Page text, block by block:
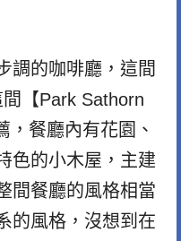
調的咖啡廳，這間
【Park Sathorn
，餐廳內有花園、
色的小木屋，主建
間餐廳的風格相當
的風格，沒想到在